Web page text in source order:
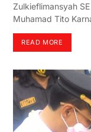
Zulkieflimansyah
Muhamad Tito
READ MORE